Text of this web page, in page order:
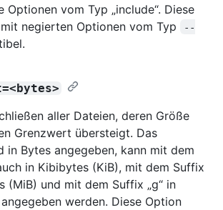
Optionen vom Typ „include“. Diese
negierten Optionen vom Typ
--
aller Dateien, deren Größe
Grenzwert übersteigt. Das
in Bytes angegeben, kann mit dem
in Kibibytes (KiB), mit dem Suffix
(MiB) und mit dem Suffix „g“ in
werden. Diese Option